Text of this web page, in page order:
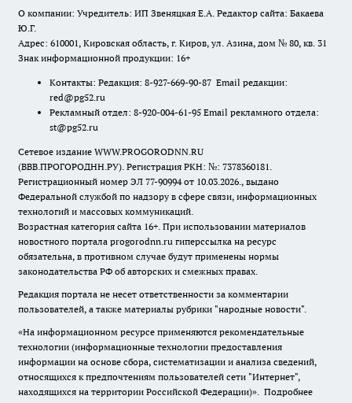
О компании: Учредитель: ИП Звеняцкая Е.А. Редактор сайта: Бакаева
Ю.Г.
Адрес: 610001, Кировская область, г. Киров, ул. Азина, дом № 80, кв. 31
Знак информационной продукции: 16+
Контакты: Редакция: 8-927-669-90-87 Email редакции:
red@pg52.ru
Рекламный отдел: 8-920-004-61-95 Email рекламного отдела:
st@pg52.ru
Сетевое издание WWW.PROGORODNN.RU
(ВВВ.ПРОГОРОДНН.РУ). Регистрация РКН: №: 7378360181.
Регистрационный номер ЭЛ 77-90994 от 10.03.2026., выдано
Федеральной службой по надзору в сфере связи, информационных
технологий и массовых коммуникаций.
Возрастная категория сайта 16+. При использовании материалов
новостного портала progorodnn.ru гиперссылка на ресурс
обязательна, в противном случае будут применены нормы
законодательства РФ об авторских и смежных правах.
Редакция портала не несет ответственности за комментарии
пользователей, а также материалы рубрики "народные новости".
«На информационном ресурсе применяются рекомендательные
технологии (информационные технологии предоставления
информации на основе сбора, систематизации и анализа сведений,
относящихся к предпочтениям пользователей сети "Интернет",
находящихся на территории Российской Федерации)». Подробнее